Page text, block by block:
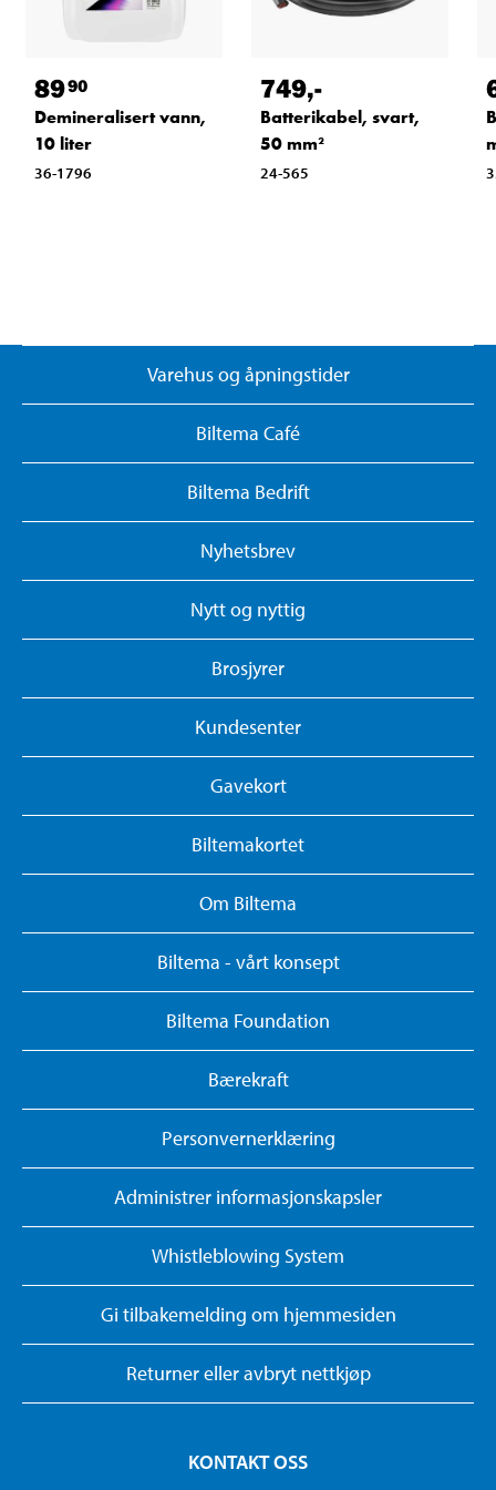
8990
Demineralisert vann,
10 liter
36-1796
749,-
Batterikabel, svart,
50 mm²
24-565
Varehus og åpningstider
Biltema Café
Biltema Bedrift
Nyhetsbrev
Nytt og nyttig
Brosjyrer
Kundesenter
Gavekort
Biltemakortet
Om Biltema
Biltema - vårt konsept
Biltema Foundation
Bærekraft
Personvernerklæring
Administrer informasjonskapsler
Whistleblowing System
Gi tilbakemelding om hjemmesiden
Returner eller avbryt nettkjøp
KONTAKT OSS